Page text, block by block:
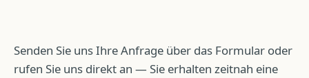
Senden Sie uns Ihre Anfrage über das Formular oder
rufen Sie uns direkt an — Sie erhalten zeitnah eine